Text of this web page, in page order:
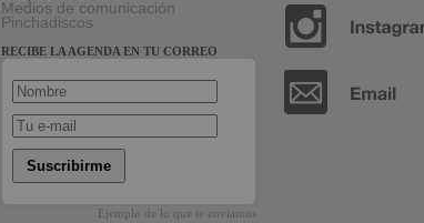
Medios de comunicación
Pinchadiscos
RECIBE LA AGENDA EN TU CORREO
Suscribirme
Ejemplo de lo que te enviamos